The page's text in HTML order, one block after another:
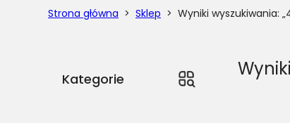
Strona główna > Sklep > Wyniki wyszukiwania:
Kategorie